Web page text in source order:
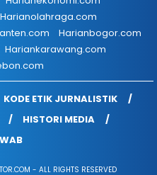
Harianolahraga.com
Harianbogor.com
Hariankarawang.com
KODE ETIK JURNALISTIK
HISTORI MEDIA
- ALL RIGHTS RESERVED